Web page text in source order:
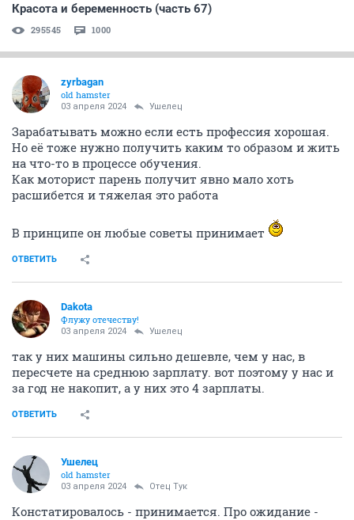
Красота и беременность (часть 67)
295545 1000
zyrbagan
old hamster
03 апреля 2024 Ушелец
Зарабатывать можно если есть профессия хорошая.
Но её тоже нужно получить каким то образом и жить
на что-то в процессе обучения.
Как моторист парень получит явно мало хоть
расшибется и тяжелая это работа
В принципе он любые советы принимает
ОТВЕТИТЬ
Dаkota
Флужу отечеству!
03 апреля 2024 Ушелец
так у них машины сильно дешевле, чем у нас, в
пересчете на среднюю зарплату. вот поэтому у нас и
за год не накопит, а у них это 4 зарплаты.
ОТВЕТИТЬ
Ушелец
old hamster
03 апреля 2024 Отец Тук
Констатировалось - принимается. Про ожидание -